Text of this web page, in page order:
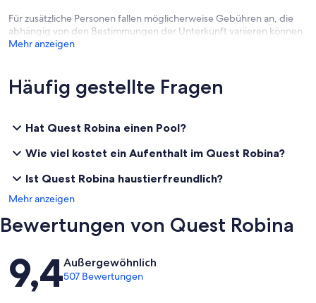
Für zusätzliche Personen fallen möglicherweise Gebühren an, die
abhängig von den Bestimmungen der Unterkunft variieren können.
Mehr anzeigen
Häufig gestellte Fragen
Hat Quest Robina einen Pool?
Wie viel kostet ein Aufenthalt im Quest Robina?
Ist Quest Robina haustierfreundlich?
Mehr anzeigen
Bewertungen von Quest Robina
Bewertungen
9,4Außergewöhnlich
507 Bewertungen